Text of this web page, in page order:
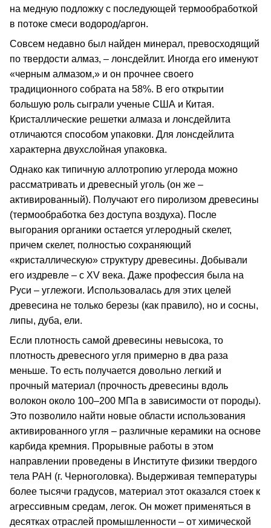
на медную подложку с последующей термообработкой
в потоке смеси водород/аргон.
Совсем недавно был найден минерал, превосходящий
по твердости алмаз, – лонсдейлит. Иногда его именуют
«черным алмазом,» и он прочнее своего
традиционного собрата на 58%. В его открытии
большую роль сыграли ученые США и Китая.
Кристаллические решетки алмаза и лонсдейлита
отличаются способом упаковки. Для лонсдейлита
характерна двухслойная упаковка.
Однако как типичную аллотропию углерода можно
рассматривать и древесный уголь (он же –
активированный). Получают его пиролизом древесины
(термообработка без доступа воздуха). После
выгорания органики остается углеродный скелет,
причем скелет, полностью сохраняющий
«кристаллическую» структуру древесины. Добывали
его издревле – с ХV века. Даже профессия была на
Руси – углежоги. Использовалась для этих целей
древесина не только березы (как правило), но и сосны,
липы, дуба, ели.
Если плотность самой древесины невысока, то
плотность древесного угля примерно в два раза
меньше. То есть получается довольно легкий и
прочный материал (прочность древесины вдоль
волокон около 100–200 МПа в зависимости от породы).
Это позволило найти новые области использования
активированного угля – различные керамики на основе
карбида кремния. Прорывные работы в этом
направлении проведены в Институте физики твердого
тела РАН (г. Черноголовка). Выдерживая температуры
более тысячи градусов, материал этот оказался стоек к
агрессивным средам, легок. Он может применяться в
десятках отраслей промышленности – от химической